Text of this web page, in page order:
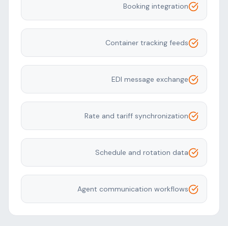
Booking integration
Container tracking feeds
EDI message exchange
Rate and tariff synchronization
Schedule and rotation data
Agent communication workflows